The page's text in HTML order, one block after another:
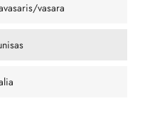
vasara